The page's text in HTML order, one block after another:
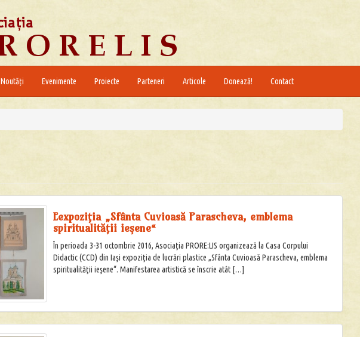
Noutăți Evenimente Proiecte Parteneri Articole Donează! Contact
Eexpoziţia „Sfânta Cuvioasă Parascheva, emblema
spiritualităţii ieşene“
În perioada 3-31 octombrie 2016, Asociaţia PRORE:LIS organizează la Casa Corpului
Didactic (CCD) din Iaşi expoziţia de lucrări plastice „Sfânta Cuvioasă Parascheva, emblema
spiritualităţii ieşene“. Manifestarea artistică se înscrie atât […]